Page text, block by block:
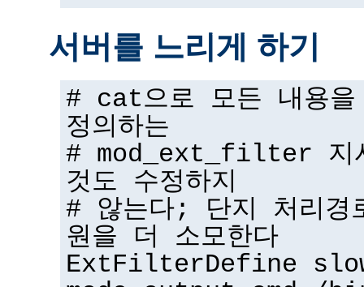
서버를 느리게 하기
# cat으로 모든 내용을
정의하는
# mod_ext_filter 지
것도 수정하지
# 않는다; 단지 처리경
원을 더 소모한다
ExtFilterDefine